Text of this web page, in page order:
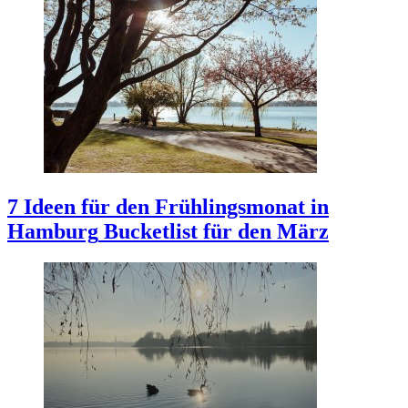
7 Ideen für den Frühlingsmonat in
Hamburg Bucketlist für den März